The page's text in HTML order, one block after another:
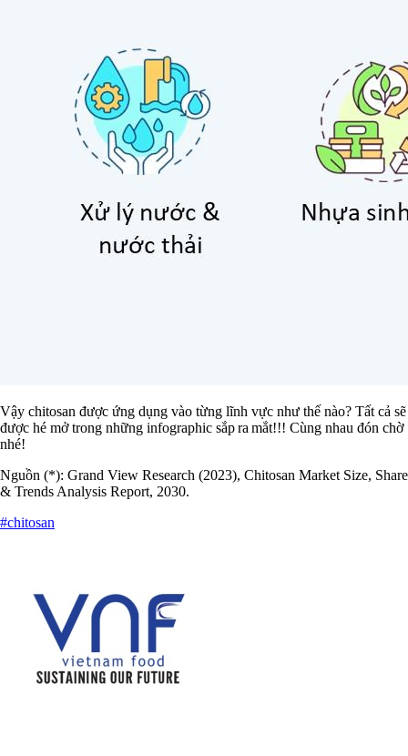
Vậy chitosan được ứng dụng vào từng lĩnh vực như thế nào? Tất cả sẽ
được hé mở trong những infographic sắp ra mắt!!! Cùng nhau đón chờ
nhé!
Nguồn (*): Grand View Research (2023), Chitosan Market Size, Share
& Trends Analysis Report, 2030.
#chitosan